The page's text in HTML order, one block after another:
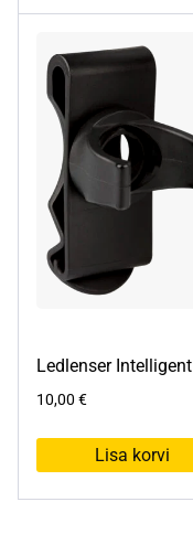
Ledlenser
10,00 €
Lisa korvi